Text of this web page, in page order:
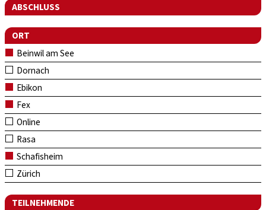
ABSCHLUSS
ORT
Beinwil am See
Dornach
Ebikon
Fex
Online
Rasa
Schafisheim
Zürich
TEILNEHMENDE